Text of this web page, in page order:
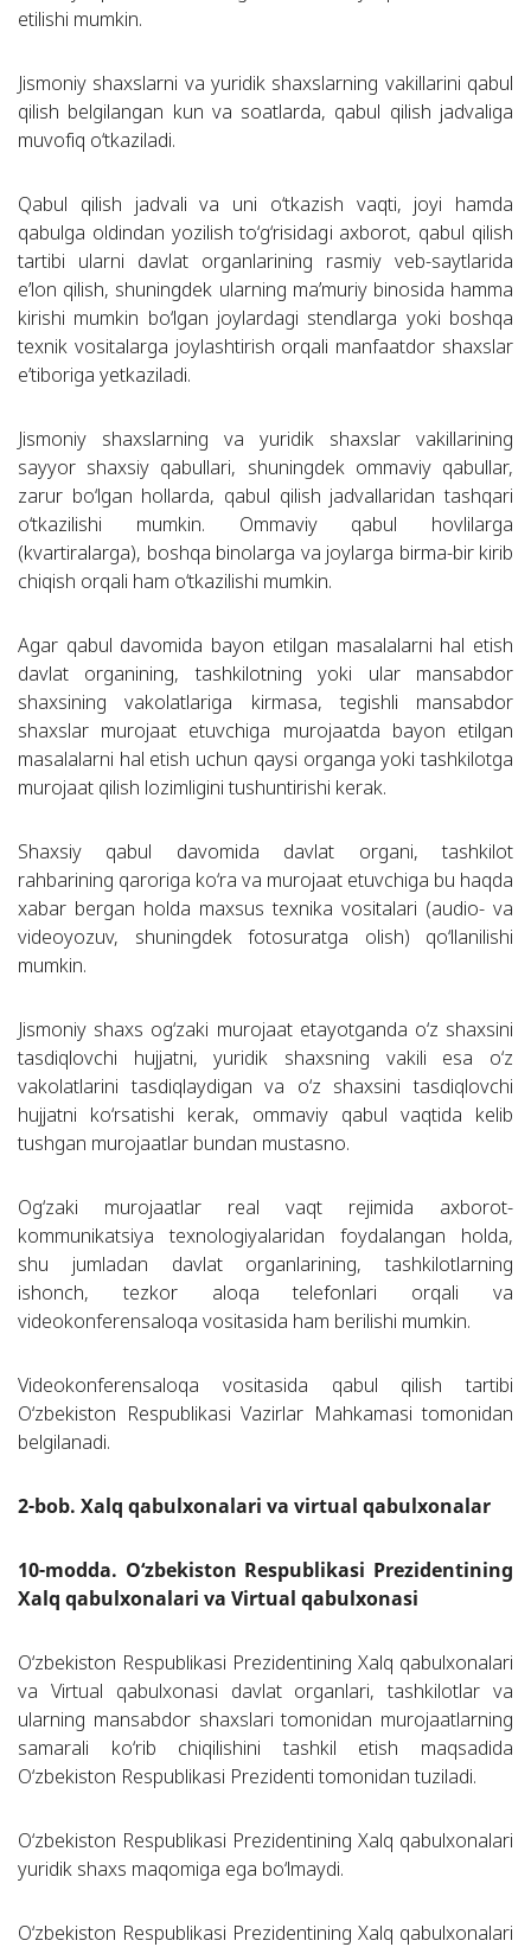
etilishi mumkin.
Jismoniy shaxslarni va yuridik shaxslarning vakillarini qabul
qilish belgilangan kun va soatlarda, qabul qilish jadvaliga
muvofiq o‘tkaziladi.
Qabul qilish jadvali va uni o‘tkazish vaqti, joyi hamda
qabulga oldindan yozilish to‘g‘risidagi axborot, qabul qilish
tartibi ularni davlat organlarining rasmiy veb-saytlarida
e’lon qilish, shuningdek ularning ma’muriy binosida hamma
kirishi mumkin bo‘lgan joylardagi stendlarga yoki boshqa
texnik vositalarga joylashtirish orqali manfaatdor shaxslar
e’tiboriga yetkaziladi.
Jismoniy shaxslarning va yuridik shaxslar vakillarining
sayyor shaxsiy qabullari, shuningdek ommaviy qabullar,
zarur bo‘lgan hollarda, qabul qilish jadvallaridan tashqari
o‘tkazilishi mumkin. Ommaviy qabul hovlilarga
(kvartiralarga), boshqa binolarga va joylarga birma-bir kirib
chiqish orqali ham o‘tkazilishi mumkin.
Agar qabul davomida bayon etilgan masalalarni hal etish
davlat organining, tashkilotning yoki ular mansabdor
shaxsining vakolatlariga kirmasa, tegishli mansabdor
shaxslar murojaat etuvchiga murojaatda bayon etilgan
masalalarni hal etish uchun qaysi organga yoki tashkilotga
murojaat qilish lozimligini tushuntirishi kerak.
Shaxsiy qabul davomida davlat organi, tashkilot
rahbarining qaroriga ko‘ra va murojaat etuvchiga bu haqda
xabar bergan holda maxsus texnika vositalari (audio- va
videoyozuv, shuningdek fotosuratga olish) qo‘llanilishi
mumkin.
Jismoniy shaxs og‘zaki murojaat etayotganda o‘z shaxsini
tasdiqlovchi hujjatni, yuridik shaxsning vakili esa o‘z
vakolatlarini tasdiqlaydigan va o‘z shaxsini tasdiqlovchi
hujjatni ko‘rsatishi kerak, ommaviy qabul vaqtida kelib
tushgan murojaatlar bundan mustasno.
Og‘zaki murojaatlar real vaqt rejimida axborot-
kommunikatsiya texnologiyalaridan foydalangan holda,
shu jumladan davlat organlarining, tashkilotlarning
ishonch, tezkor aloqa telefonlari orqali va
videokonferensaloqa vositasida ham berilishi mumkin.
Videokonferensaloqa vositasida qabul qilish tartibi
O‘zbekiston Respublikasi Vazirlar Mahkamasi tomonidan
belgilanadi.
2-bob. Xalq qabulxonalari va virtual qabulxonalar
10-modda. O‘zbekiston Respublikasi Prezidentining
Xalq qabulxonalari va Virtual qabulxonasi
O‘zbekiston Respublikasi Prezidentining Xalq qabulxonalari
va Virtual qabulxonasi davlat organlari, tashkilotlar va
ularning mansabdor shaxslari tomonidan murojaatlarning
samarali ko‘rib chiqilishini tashkil etish maqsadida
O‘zbekiston Respublikasi Prezidenti tomonidan tuziladi.
O‘zbekiston Respublikasi Prezidentining Xalq qabulxonalari
yuridik shaxs maqomiga ega bo‘lmaydi.
O‘zbekiston Respublikasi Prezidentining Xalq qabulxonalari